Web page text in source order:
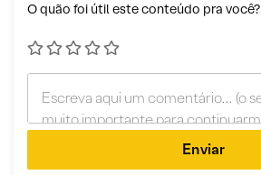
O quão foi útil este conteúdo pra você?
Enviar